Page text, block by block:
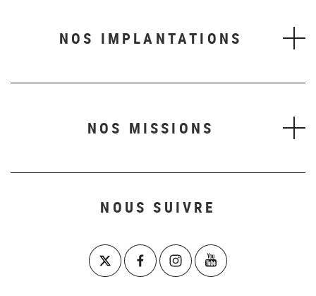
NOS IMPLANTATIONS
NOS MISSIONS
NOUS SUIVRE